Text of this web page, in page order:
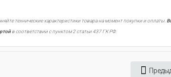
технические характеристики товара на момент покупки и оплаты.
в соответствии с пунктом 2 статьи 437 ГК РФ.